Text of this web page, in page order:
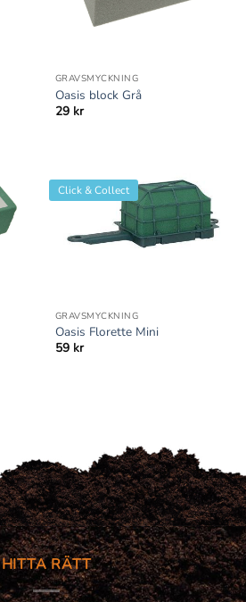
GRAVSMYCKNING
Oasis block Grå
29 kr
Click & Collect
GRAVSMYCKNING
Oasis Florette Mini
59 kr
HITTA RÄTT